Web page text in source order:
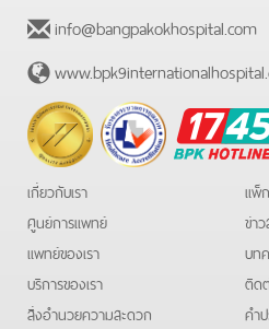
info@bangpakokhospital.com
BPK
Hotline
เกี่ยวกับเรา
ศูนย์การแพทย์
แพทย์ของเรา
บริการของเรา
สิ่งอำนวยความสะดวก
แพ็
ข่า
บท
ติด
คํา